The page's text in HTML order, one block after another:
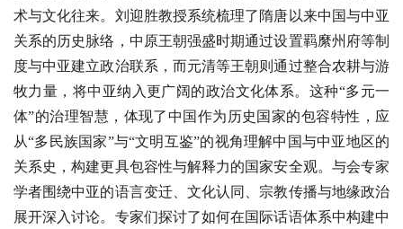
术与文化往来。刘迎胜教授系统梳理了隋唐以来中国与中亚
关系的历史脉络，中原王朝强盛时期通过设置羁縻州府等制
度与中亚建立政治联系，而元清等王朝则通过整合农耕与游
牧力量，将中亚纳入更广阔的政治文化体系。这种“多元一
体”的治理智慧，体现了中国作为历史国家的包容特性，应
从“多民族国家”与“文明互鉴”的视角理解中国与中亚地区的
关系史，构建更具包容性与解释力的国家安全观。与会专家
学者围绕中亚的语言变迁、文化认同、宗教传播与地缘政治
展开深入讨论。专家们探讨了如何在国际话语体系中构建中